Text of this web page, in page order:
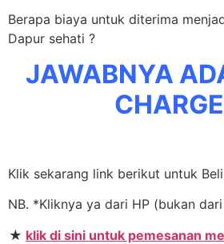
Berapa biaya untuk diterima
Dapur sehati ?
JAWABNYA
Klik sekarang link berikut untuk
NB. *Kliknya ya dari HP (bukan
★ klik di sini untuk pemesanan